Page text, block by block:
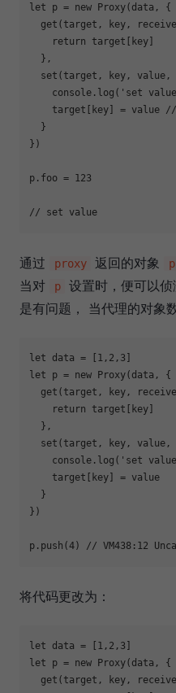
let p = new Proxy(data, {
get(target, key,
return target[key]
  },
set(target, key, value,
console .log( 'set
    target[key] = value
  }
})
p.foo = 123
// set value
通过 proxy 返回的对象 p
当对
p
设置时，便可以
是有问题， 当代理的对象
let data = [ 1 , 2 , 3
let p = new Proxy(data, {
get(target, key,
return target[key]
  },
set(target, key, value,
console .log( 'set
    target[key] = value
  }
})
p.push(4) // VM438:12
将代码更改为：
let data = [ 1 , 2 , 3
let p = new Proxy(data, {
get(target, key,